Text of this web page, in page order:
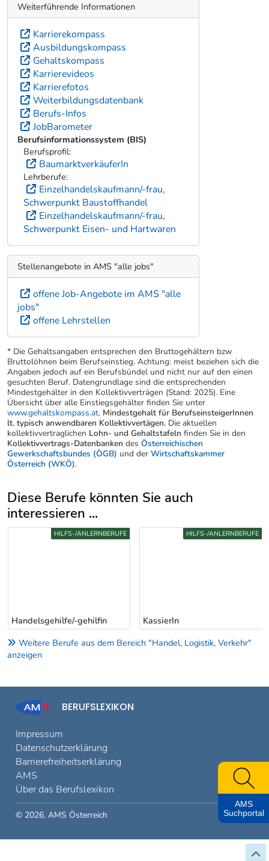
Weiterführende Informationen
Karrierekompass
Ausbildungskompass
Gehaltskompass
Karrierevideos
Karrierefotos
Weiterbildungsdatenbank
Berufs-Infos
JobBarometer
Berufsinformationssystem (BIS)
Berufsprofil:
BaumarktverkäuferIn
Lehrberufe:
Einzelhandelskaufmann/-frau,
Schwerpunkt Baustoffhandel
Einzelhandelskaufmann/-frau,
Schwerpunkt Eisen- und Hartwaren
Stellenangebote in AMS "alle jobs"
offene Job-Angebote im AMS "alle
jobs"
offene Lehrstellen
* Die Gehaltsangaben entsprechen den Bruttogehältern bzw
Bruttolöhnen beim Berufseinstieg. Achtung: meist beziehen sich die
Angaben jedoch auf ein Berufsbündel und nicht nur auf den einen
gesuchten Beruf. Datengrundlage sind die entsprechenden
Mindestgehälter in den Kollektivverträgen (Stand: 2025). Eine
Übersicht über alle Einstiegsgehälter finden Sie unter
www.gehaltskompass.at. Mindestgehalt für BerufseinsteigerInnen
lt. typisch anwendbaren Kollektivvertägen. Die aktuellen
kollektivvertraglichen Lohn- und Gehaltstafeln finden Sie in den
Kollektivvertrags-Datenbanken des Österreichischen
Gewerkschaftsbundes (ÖGB) und der Wirtschaftskammer
Österreich (WKÖ).
Diese Berufe könnten Sie auch
interessieren ...
Uber weitere Berufsvorschläge
Handelsgehilfe/-gehilfin
HILFS-/ANLERNBERUFE
KassierIn
HILFS-/ANLERNBERUFE
Weitere Berufe aus dem Bereich "Handel, Logistik, Verkehr"
anzeigen
BERUFSLEXIKON
Impressum
Datenschutzerklärung
Barrierefreiheitserklärung
AMS
Über das Berufslexikon
© 2026, AMS Österreich
AMS
Suchportal